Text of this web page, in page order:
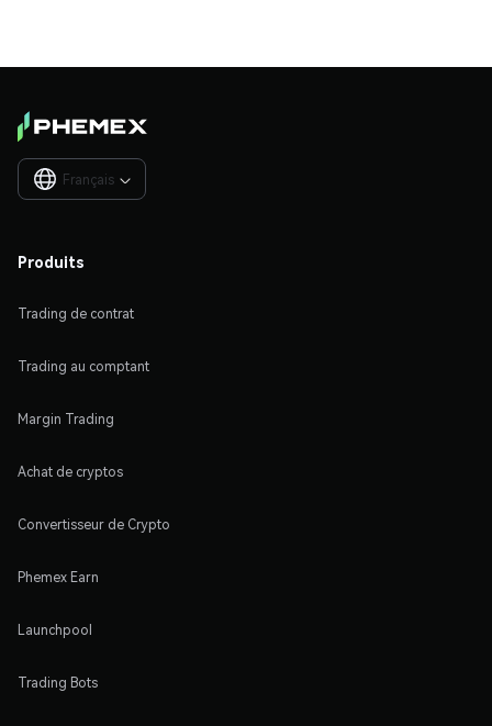
Français 
Produits
Trading de contrat
Trading au comptant
Margin Trading
Achat de cryptos
Convertisseur de Crypto
Phemex Earn
Launchpool
Trading Bots